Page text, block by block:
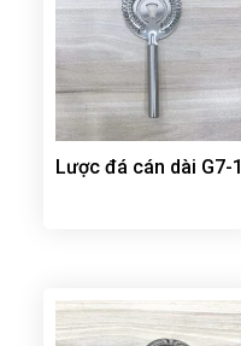
Lược đá cán dài G7-1